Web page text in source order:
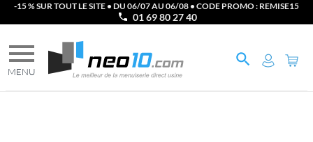
-15 % SUR TOUT LE SITE • DU 06/07 AU 06/08 • CODE PROMO : REMISE15
01 69 80 27 40